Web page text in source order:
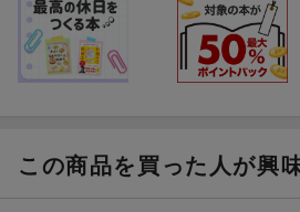
この商品を買った人が興